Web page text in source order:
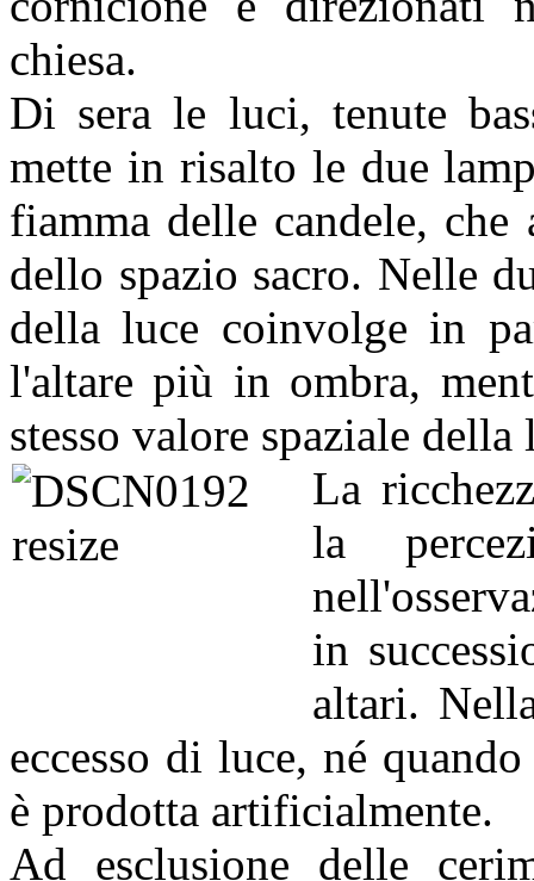
chiesa.
Di sera le luci, tenute
mette in risalto le due
fiamma delle candele,
dello spazio sacro. Nelle
della luce coinvolge in
l'altare più in ombra,
stesso valore spaziale della
La
la
in
altari.
eccesso di luce, né
è prodotta artificialmente.
Ad esclusione delle